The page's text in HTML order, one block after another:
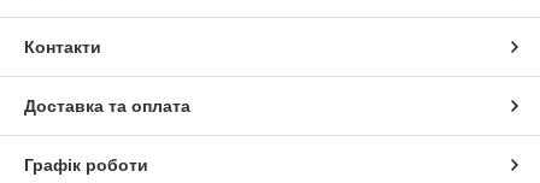
Контакти
Доставка та оплата
Графік роботи